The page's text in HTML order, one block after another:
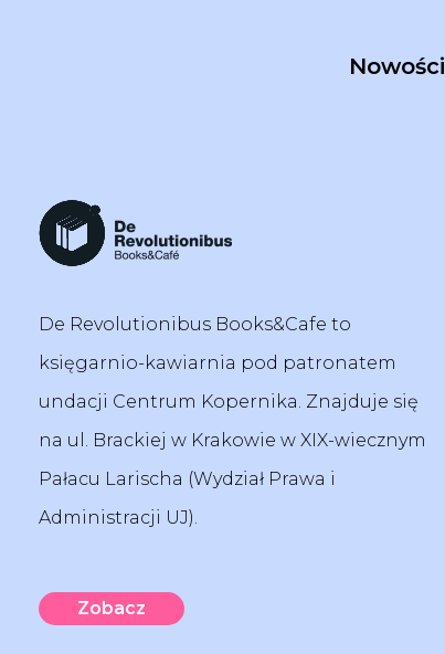
Nowości
De Revolutionibus Books&Cafe to
księgarnio-kawiarnia pod patronatem
undacji Centrum Kopernika. Znajduje się
na ul. Brackiej w Krakowie w XIX-wiecznym
Pałacu Larischa (Wydział Prawa i
Administracji UJ).
Zobacz